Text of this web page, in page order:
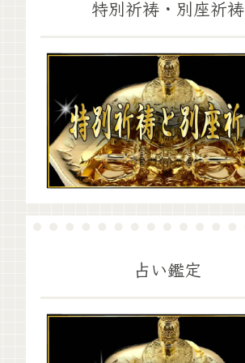
特別祈祷・別座祈祷
占い鑑定